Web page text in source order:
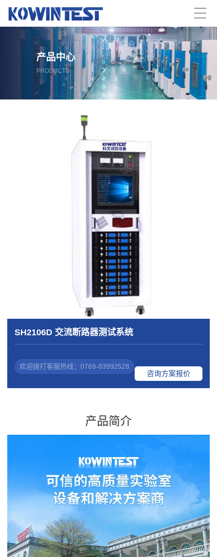
产品中心
PRODUCTS
SH2106D 交流断路器测试系统
欢迎拨打客服热线：0769-83992528
咨询方案报价
产品简介